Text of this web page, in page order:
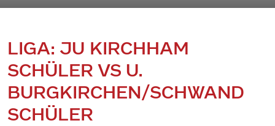
LIGA: JU KIRCHHAM
SCHÜLER VS U.
BURGKIRCHEN/SCHWAND
SCHÜLER